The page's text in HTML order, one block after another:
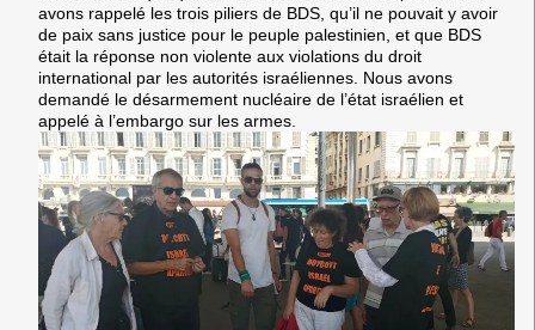
avons rappelé les trois piliers de BDS, qu’il ne pouvait y avoir
de paix sans justice pour le peuple palestinien, et que BDS
était la réponse non violente aux violations du droit
international par les autorités israéliennes. Nous avons
demandé le désarmement nucléaire de l’état israélien et
appelé à l’embargo sur les armes.